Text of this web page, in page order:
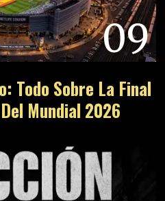
09
Todo Sobre La Final
Mundial 2026